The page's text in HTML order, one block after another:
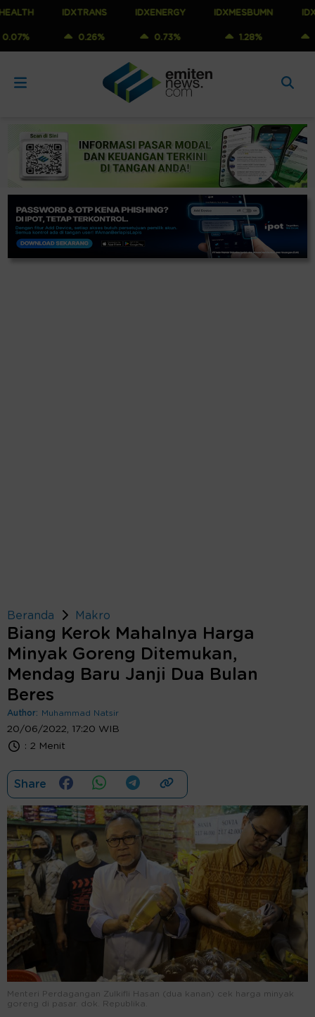
IDXTRANS
0.26%
IDXENERGY
0.73%
IDXMESBUMN
1.28%
IDXQ30
1.18%
Beranda Makro
Biang Kerok Mahalnya Harga
Minyak Goreng Ditemukan,
Mendag Baru Janji Dua Bulan
Beres
Author: Muhammad Natsir
20/06/2022, 17:20 WIB
: 2 Menit
Share
Menteri Perdagangan Zulkifli Hasan (dua kanan) cek harga minyak
goreng di pasar. dok. Republika.